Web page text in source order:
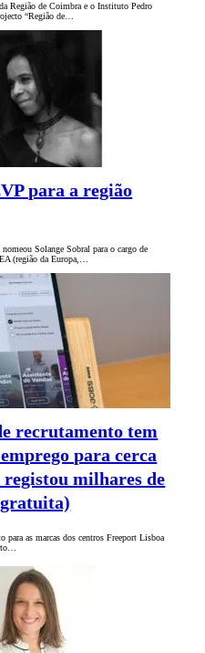
Região de Coimbra e o Instituto Pedro
“Região de…
para a região
Solange Sobral para o cargo de
(região da Europa,…
recrutamento tem
para cerca
registou milhares de
para as marcas dos centros Freeport Lisboa